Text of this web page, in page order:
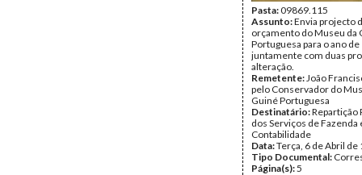
Pasta:09869.115
Assunto:Envia projecto
orçamento do Museu da
Portuguesa para o ano
juntamente com duas
alteração.
Remetente:João
pelo Conservador do
Guiné Portuguesa
Destinatário:Repartição
dos Serviços de Fazenda
Contabilidade
Data:Terça, 6 de Abril de
Tipo Documental:
Página(s):5